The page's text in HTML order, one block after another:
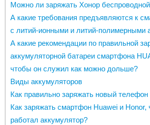
Можно ли заряжать Хонор
А какие требования предъявляются к
с литий-ионными и литий-полимерными
А какие рекомендации по правильной
аккумуляторной батареи смартфона
чтобы он служил как можно дольше?
Виды аккумуляторов
Как правильно заряжать новый
Как заряжать смартфон Huawei и
работал аккумулятор?